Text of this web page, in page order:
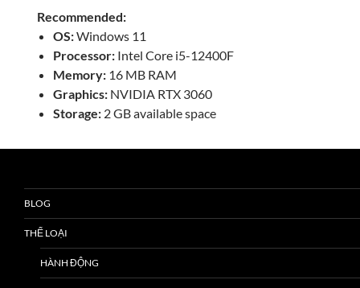
Recommended:
OS:Windows 11
Processor: Intel Core i5-12400F
Memory: 16 MB RAM
Graphics: NVIDIA RTX 3060
Storage: 2 GB available space
BLOG
THỂ LOẠI
HÀNH ĐỘNG